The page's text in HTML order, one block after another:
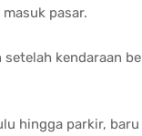
pasar.
kendaraan
hingga parkir,